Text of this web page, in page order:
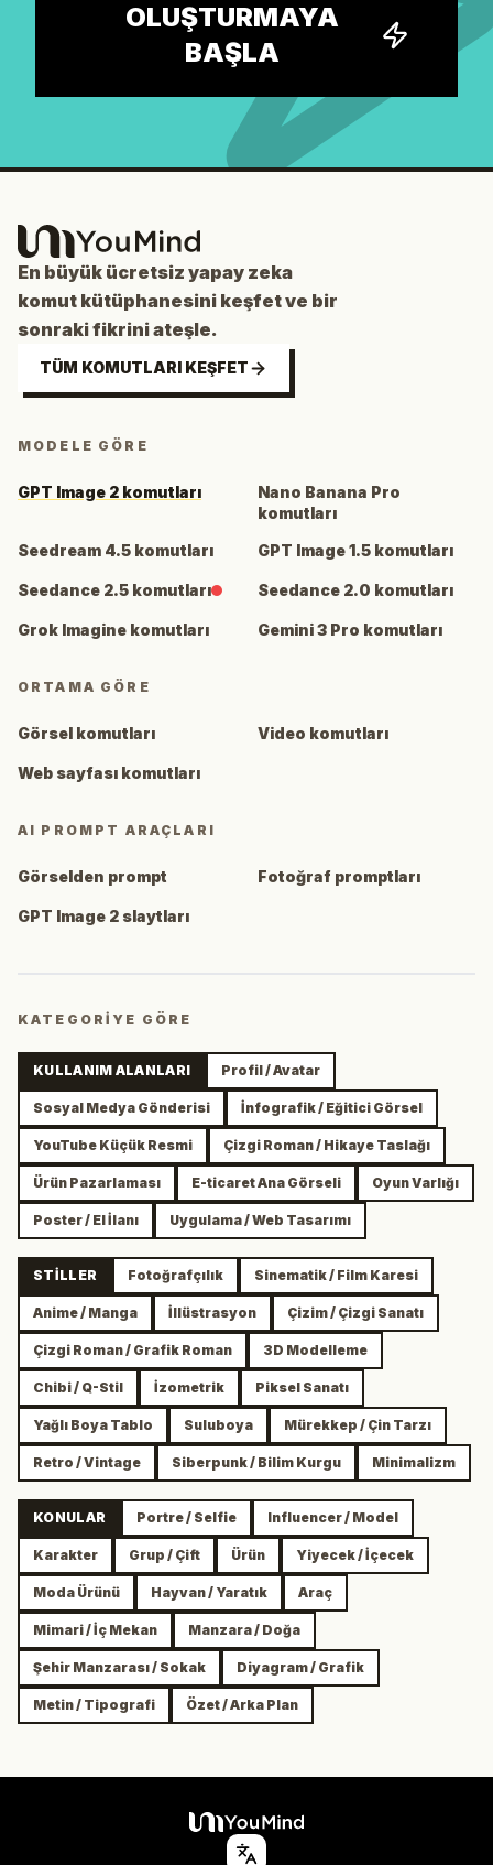
OLUŞTURMAYA
BAŞLA
En büyük ücretsiz yapay zeka
komut kütüphanesini keşfet ve bir
sonraki fikrini ateşle.
TÜM KOMUTLARI KEŞFET
MODELE GÖRE
GPT Image 2 komutları
Nano Banana Pro
komutları
Seedream 4.5 komutları
GPT Image 1.5 komutları
Seedance 2.5 komutları Seedance 2.0 komutları
Grok Imagine komutları Gemini 3 Pro komutları
ORTAMA GÖRE
Görsel komutları Video komutları
Web sayfası komutları
AI PROMPT ARAÇLARI
Görselden prompt Fotoğraf promptları
GPT Image 2 slaytları
KATEGORIYE GÖRE
KULLANIM ALANLARI Profil / Avatar
Sosyal Medya Gönderisi İnfografik / Eğitici Görsel
YouTube Küçük Resmi Çizgi Roman / Hikaye Taslağı
Ürün Pazarlaması E-ticaret Ana Görseli Oyun Varlığı
Poster / El İlanı Uygulama / Web Tasarımı
STILLER Fotoğrafçılık Sinematik / Film Karesi
Anime / Manga İllüstrasyon Çizim / Çizgi Sanatı
Çizgi Roman / Grafik Roman 3D Modelleme
Chibi / Q-Stil İzometrik Piksel Sanatı
Yağlı Boya Tablo Suluboya Mürekkep / Çin Tarzı
Retro / Vintage Siberpunk / Bilim Kurgu Minimalizm
KONULAR Portre / Selfie Influencer / Model
Karakter Grup / Çift Ürün Yiyecek / İçecek
Moda Ürünü Hayvan / Yaratık Araç
Mimari / İç Mekan Manzara / Doğa
Şehir Manzarası / Sokak Diyagram / Grafik
Metin / Tipografi Özet / Arka Plan